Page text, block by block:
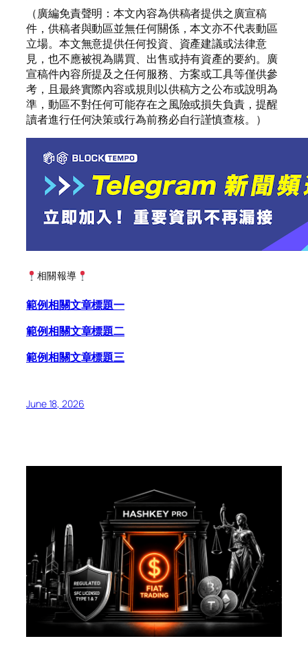
（廣編免責聲明：本文內容為供稿者提供之廣宣稿
件，供稿者與動區並無任何關係，本文亦不代表動區
立場。本文無意提供任何投資、資產建議或法律意
見，也不應被視為購買、出售或持有資產的要約。廣
宣稿件內容所提及之任何服務、方案或工具等僅供參
考，且最終實際內容或規則以供稿方之公布或說明為
準，動區不對任何可能存在之風險或損失負責，提醒
讀者進行任何決策或行為前務必自行謹慎查核。）
相關報導
範例相關文章標題一
範例相關文章標題二
範例相關文章標題三
June 18, 2026